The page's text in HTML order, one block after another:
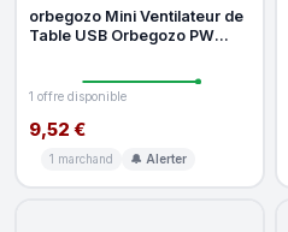
orbegozo Mini Ventilateur de
Table USB Orbegozo PW
1 offre disponible
9,52 €
1 marchand 🔔 Alerter